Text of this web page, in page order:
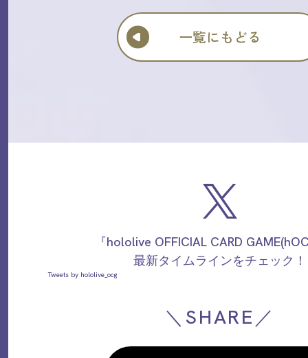
一覧にもどる
『hololive OFFICIAL CARD
最新タイムラインをチェック！
Tweets by hololive_ocg
＼SHARE／